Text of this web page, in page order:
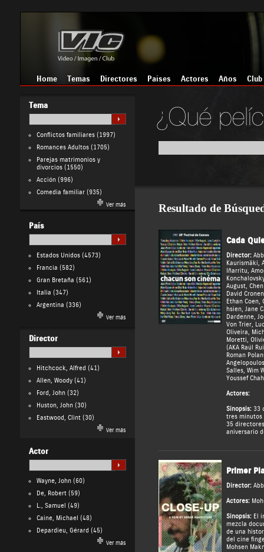
Home Temas Directores Países Actores Años Club
Tema
Conflictos familiares(1997)
Romances Adultos(1705)
Parejas matrimonios y
divorcios(1550)
Acción(996)
Comedia familiar(935)
Ver más
País
Estados Unidos(4573)
Francia (582)
Gran Bretaña (561)
Italia (347)
Argentina (336)
Ver más
Director
Hitchcock, Alfred (41)
Allen, Woody(41)
Ford, John(32)
Huston, John(30)
Eastwood, Clint(30)
Ver más
Actor
Wayne, John(60)
De, Robert(59)
L., Samuel (49)
Caine, Michael (48)
Depardieu, Gérard (45)
Ver más
Resultado de
Cada
Director:
Kaurismäki,
Iñarritu,
August,
David
Ethan Coen,
hsien, Jane
Dardenne,
Von Trier,
Oliveira,
Moretti,
(AKA Raúl
Roman
Angelopoulos
Salles, Wim
Youssef
Actores:
Sinopsis:33
tres minutos
35
aniversario
Primer
Director:
Actores:
Sinopsis:El
mezcla
de una
del cine
Mohsen